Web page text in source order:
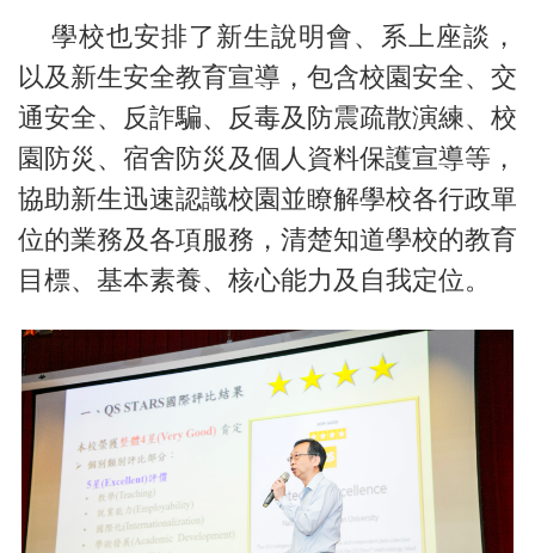
學校也安排了新生說明會、系上座談，
以及新生安全教育宣導，包含校園安全、交
通安全、反詐騙、反毒及防震疏散演練、校
園防災、宿舍防災及個人資料保護宣導等，
協助新生迅速認識校園並瞭解學校各行政單
位的業務及各項服務，清楚知道學校的教育
目標、基本素養、核心能力及自我定位。